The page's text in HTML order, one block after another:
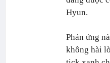
Hyun.
Phản ứng
không hài